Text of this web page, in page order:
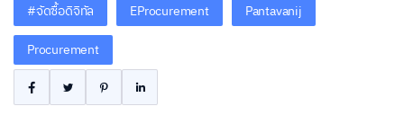
#จัดซื้อดิจิทัล
EProcurement
Pantavanij
Procurement